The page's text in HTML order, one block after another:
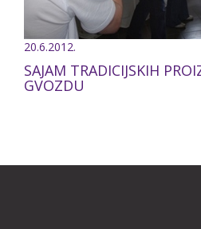
20.6.2012.
SAJAM TRADICIJSKIH
GVOZDU